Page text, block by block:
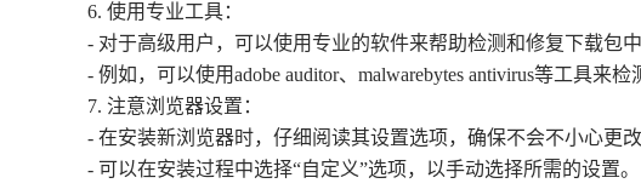
6. 使用专业工具：
- 对于高级用户，可以使用专业的软件来帮助检测和修复下载包中
- 例如，可以使用adobe auditor、malwarebytes antivirus等工具来检
7. 注意浏览器设置：
- 在安装新浏览器时，仔细阅读其设置选项，确保不会不小心更
- 可以在安装过程中选择“自定义”选项，以手动选择所需的设置。